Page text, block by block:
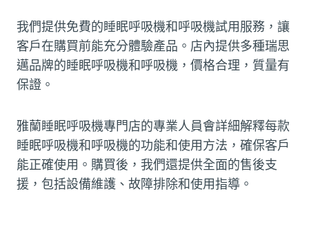
我們提供免費的睡眠呼吸機和呼吸機試用服務，讓
客戶在購買前能充分體驗產品。店內提供多種瑞思
邁品牌的睡眠呼吸機和呼吸機，價格合理，質量有
保證。
雅蘭睡眠呼吸機專門店的專業人員會詳細解釋每款
睡眠呼吸機和呼吸機的功能和使用方法，確保客戶
能正確使用。購買後，我們還提供全面的售後支
援，包括設備維護、故障排除和使用指導。